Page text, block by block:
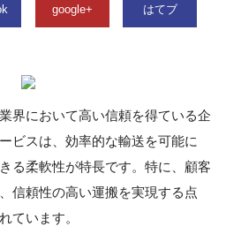
google+ はてブ
界において高い信頼を得ている企
ビスは、効率的な輸送を可能に
る柔軟性が特長です。特に、顧客
信頼性の高い運搬を実現する点
ています。